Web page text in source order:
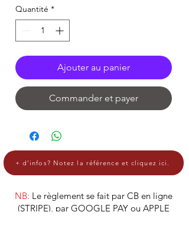
Quantité *
Ajouter au panier
Commander et payer
+ d'infos? Notez la référence et cliquez ici.
NB: Le règlement se fait par CB en ligne
(STRIPE), par GOOGLE PAY ou APPLE